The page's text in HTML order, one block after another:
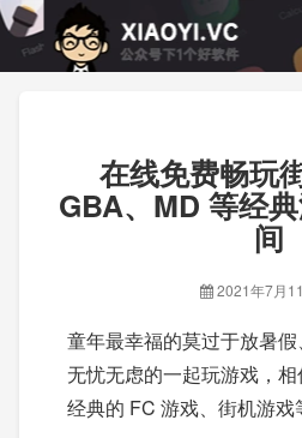
在线免费畅玩
GBA、MD 等经
间
2021年7月
童年最幸福的莫过于放暑
无忧无虑的一起玩游戏，
经典的 FC 游戏、街机游戏